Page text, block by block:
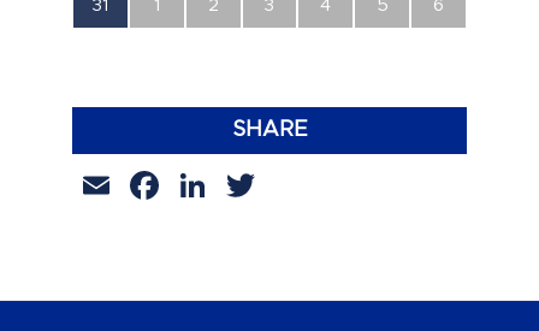
0
esemény,
31
0
esemény,
1
0
esemény,
2
0
esemény,
3
0
esemény,
4
0
esemény,
5
0
esemény,
6
SHARE
EmailFacebook
LinkedIn